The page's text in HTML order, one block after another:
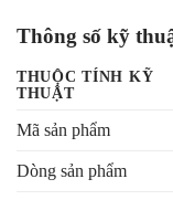
Thông số kỹ
THUỘC TÍNH KỸ
THUẬT
Mã sản phẩm
Dòng sản phẩm